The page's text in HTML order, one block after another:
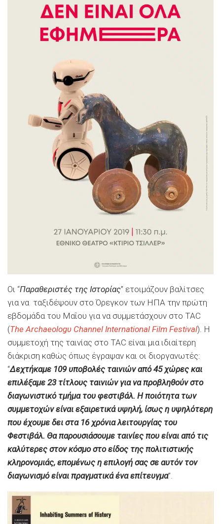
Οι “Παραθεριστές της Ιστορίας” ετοιμάζουν βαλίτσες
για να ταξιδέψουν στο Όρεγκον των ΗΠΑ την πρώτη
εβδομάδα του Μαΐου για να συμμετάσχουν στο TAC
(TheArchaeologυ Channel International Film Festival). Η
συμμετοχή της ταινίας στο TAC είναι μια ιδιαίτερη
διάκριση καθώς όπως έγραψαν και οι διοργανωτές:
“Δεχτήκαμε 109 υποβολές ταινιών από 45 χώρες και
επιλέξαμε 23 τίτλους ταινιών για να προβληθούν στο
διαγωνιστικό τμήμα του φεστιβάλ. Η ποιότητα των
συμμετοχών είναι εξαιρετικά υψηλή, ίσως η υψηλότερη
που έχουμε δει στα 16 χρόνια λειτουργίας του
Φεστιβάλ. Θα παρουσιάσουμε ταινίες που είναι από τις
καλύτερες στον κόσμο στο είδος της πολιτιστικής
κληρονομιάς, επομένως η επιλογή σας σε αυτόν τον
διαγωνισμό είναι πραγματικά ένα επίτευγμα”.